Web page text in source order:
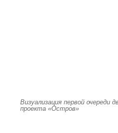
Визуализация первой очереди
проекта «Остров»